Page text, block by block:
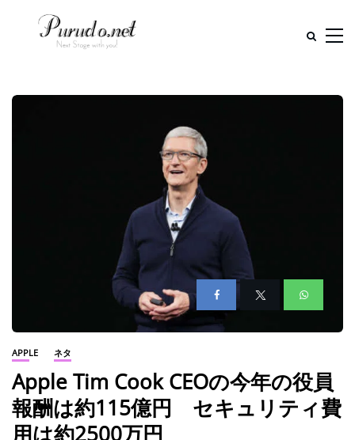
APPLE ネタ
Apple Tim Cook CEOの今年の役員
報酬は約115億円 セキュリティ費
用は約2500万円